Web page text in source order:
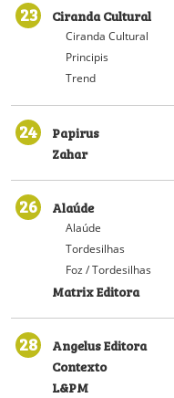
23 Ciranda Cultural
Ciranda Cultural
Principis
Trend
24
Papirus
Zahar
26 Alaúde
Alaúde
Tordesilhas
Foz / Tordesilhas
Matrix Editora
28
Angelus Editora
Contexto
L&PM